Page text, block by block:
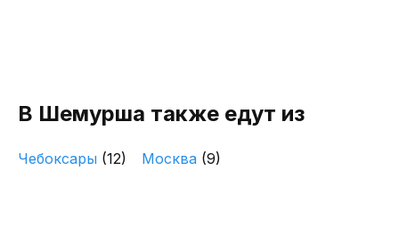
В Шемурша также едут из
Чебоксары (12) Москва (9)